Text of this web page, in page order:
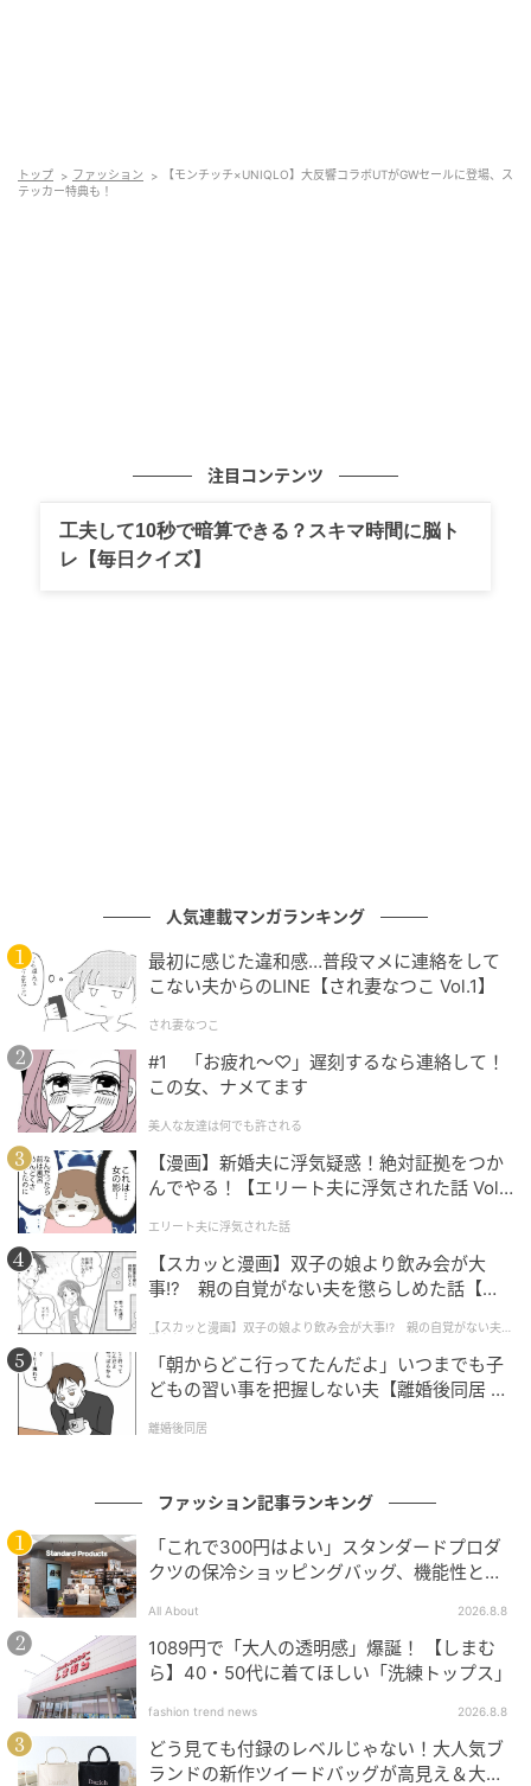
UNIQLO大型セール
UNIQLO大型セール
トップ ファッション
【モンチッチ×UNIQLO】大反響コラボUTがGWセールに登場、ス
テッカー特典も！
注目コンテンツ
工夫して10秒で暗算できる？スキマ時間に脳ト
レ【毎日クイズ】
人気連載マンガランキング
最初に感じた違和感…普段マメに連絡をして
こない夫からのLINE【され妻なつこ Vol.1】
され妻なつこ
#1 「お疲れ〜♡」遅刻するなら連絡して！
この女、ナメてます
美人な友達は何でも許される
【漫画】新婚夫に浮気疑惑！絶対証拠をつか
んでやる！【エリート夫に浮気された話 Vol.
エリート夫に浮気された話
【スカッと漫画】双子の娘より飲み会が大
事!? 親の自覚がない夫を懲らしめた話【第1
【スカッと漫画】双子の娘より飲み会が大事!? 親の自覚がない夫を
懲らしめた話
「朝からどこ行ってたんだよ」いつまでも子
どもの習い事を把握しない夫【離婚後同居 Vo
離婚後同居
ファッション記事ランキング
「これで300円はよい」スタンダードプロダ
クツの保冷ショッピングバッグ、機能性とデ
All About 2026.8.8
1089円で「大人の透明感」爆誕！ 【しまむ
ら】40・50代に着てほしい「洗練トップス」
fashion trend news 2026.8.8
どう見ても付録のレベルじゃない！大人気ブ
ランドの新作ツイードバッグが高見え＆大容